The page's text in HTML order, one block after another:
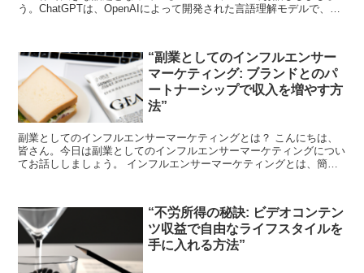
う。ChatGPTは、OpenAIによって開発された言語理解モデルで、自
“副業としてのインフルエンサー
マーケティング: ブランドとのパ
ートナーシップで収入を増やす方
法”
副業としてのインフルエンサーマーケティングとは？ こんにちは、
皆さん。今日は副業としてのインフルエンサーマーケティングについ
てお話ししましょう。 インフルエンサーマーケティングとは、簡単
“不労所得の秘訣: ビデオコンテン
ツ収益で自由なライフスタイルを
手に入れる方法”